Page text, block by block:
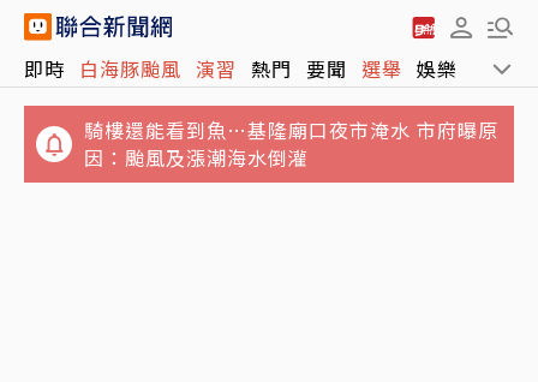
即時 白海豚颱風 演習 熱門 要聞 選舉 娛樂 運動
騎樓還能看到魚…基隆廟口夜市淹水 市府曝原
因：颱風及漲潮海水倒灌